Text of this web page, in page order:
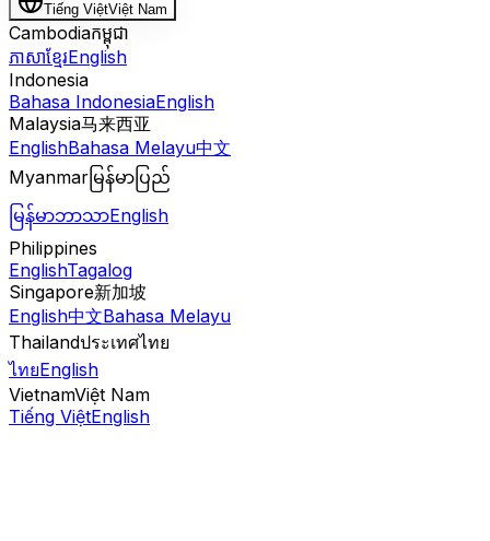
Tiếng ViệtViệt Nam
Cambodiaកម្ពុជា
ភាសាខ្មែរEnglish
Indonesia
Bahasa IndonesiaEnglish
Malaysia马来西亚
EnglishBahasa Melayu中文
Myanmar မြန်မာပြည်
မြန်မာဘာသာEnglish
Philippines
EnglishTagalog
Singapore新加坡
English中文Bahasa Melayu
Thailandประเทศไทย
ไทยEnglish
VietnamViệt Nam
Tiếng ViệtEnglish